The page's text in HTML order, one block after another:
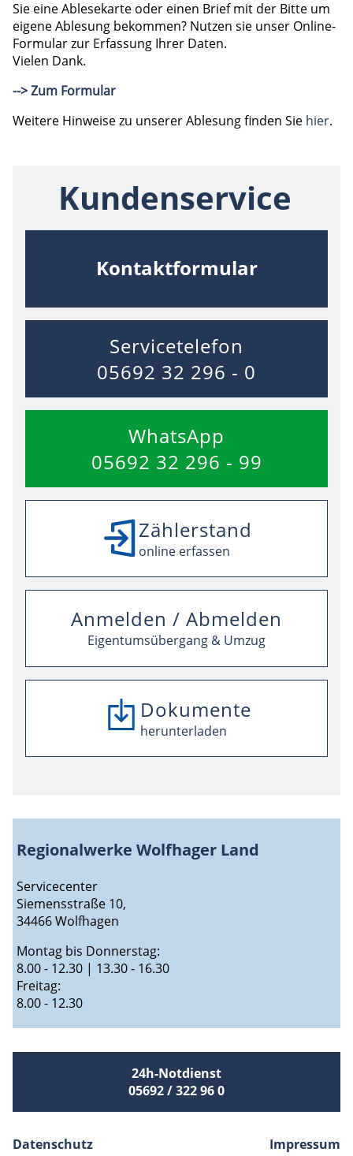
Sie eine Ablesekarte oder einen Brief mit der Bitte um
eigene Ablesung bekommen? Nutzen sie unser Online-
Formular zur Erfassung Ihrer Daten.
Vielen Dank.
--> Zum Formular
Weitere Hinweise zu unserer Ablesung finden Sie hier.
Kundenservice
Kontaktformular
Servicetelefon
05692 32 296 - 0
WhatsApp
05692 32 296 - 99
Zählerstand
online erfassen
Anmelden / Abmelden
Eigentumsübergang & Umzug
Dokumente
herunterladen
SEPA-Mandat
herunterladen
Regionalwerke Wolfhager Land
Servicecenter
Siemensstraße 10,
34466 Wolfhagen
Montag bis Donnerstag:
8.00 - 12.30 | 13.30 - 16.30
Freitag:
8.00 - 12.30
24h-Notdienst
05692 / 322 96 0
Datenschutz Impressum